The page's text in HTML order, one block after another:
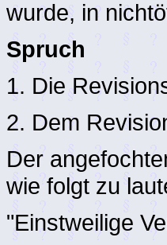
wurde, in
Spruch
1. Die
2. Dem
Der
wie folgt zu
"Einstweilige